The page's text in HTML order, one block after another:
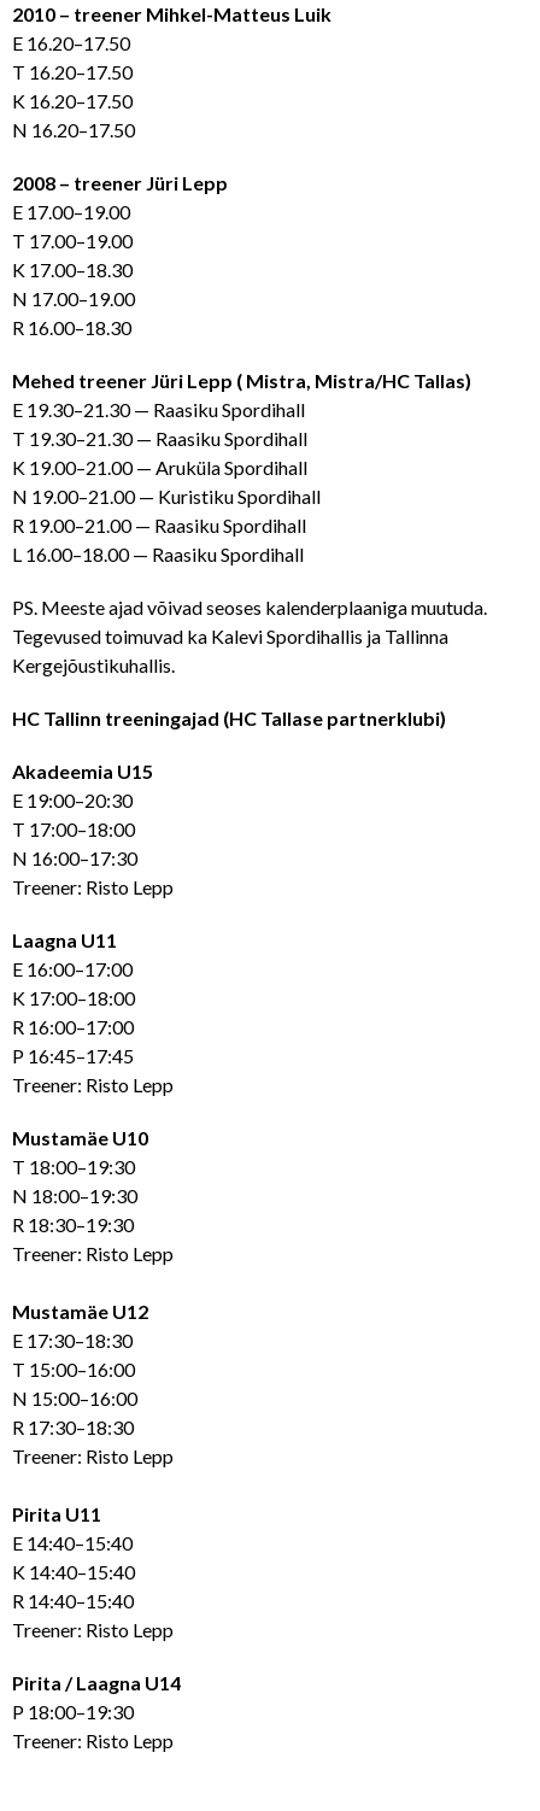
2010 – treener Mihkel-Matteus Luik
E 16.20–17.50
T 16.20–17.50
K 16.20–17.50
N 16.20–17.50
2008 – treener Jüri Lepp
E 17.00–19.00
T 17.00–19.00
K 17.00–18.30
N 17.00–19.00
R 16.00–18.30
Mehed treener Jüri Lepp ( Mistra, Mistra/HC Tallas)
E 19.30–21.30 — Raasiku Spordihall
T 19.30–21.30 — Raasiku Spordihall
K 19.00–21.00 — Aruküla Spordihall
N 19.00–21.00 — Kuristiku Spordihall
R 19.00–21.00 — Raasiku Spordihall
L 16.00–18.00 — Raasiku Spordihall
PS. Meeste ajad võivad seoses kalenderplaaniga muutuda.
Tegevused toimuvad ka Kalevi Spordihallis ja Tallinna
Kergejõustikuhallis.
HC Tallinn treeningajad (HC Tallase partnerklubi)
Akadeemia U15
E 19:00–20:30
T 17:00–18:00
N 16:00–17:30
Treener: Risto Lepp
Laagna U11
E 16:00–17:00
K 17:00–18:00
R 16:00–17:00
P 16:45–17:45
Treener: Risto Lepp
Mustamäe U10
T 18:00–19:30
N 18:00–19:30
R 18:30–19:30
Treener: Risto Lepp
Mustamäe U12
E 17:30–18:30
T 15:00–16:00
N 15:00–16:00
R 17:30–18:30
Treener: Risto Lepp
Pirita U11
E 14:40–15:40
K 14:40–15:40
R 14:40–15:40
Treener: Risto Lepp
Pirita / Laagna U14
P 18:00–19:30
Treener: Risto Lepp